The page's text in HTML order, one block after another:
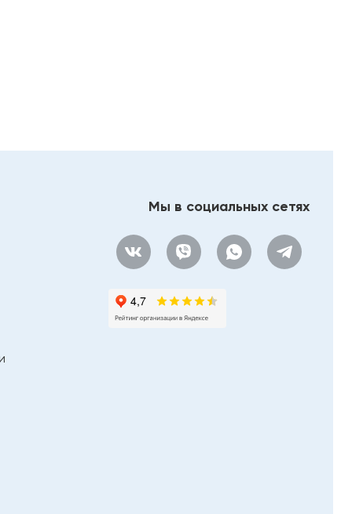
Relisan
Roca (плитка)
Rocersa
Rossinka Silvermix
Serenissima & Cir
SinteSi
Мы в социальных сетях